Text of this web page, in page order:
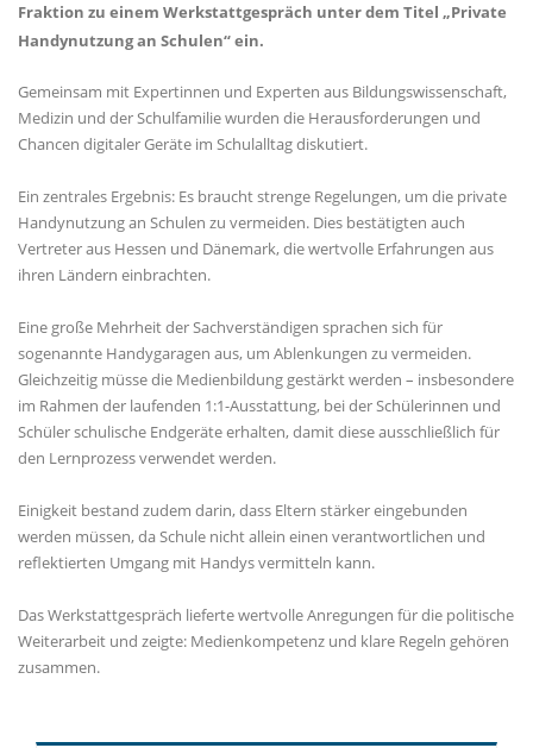
Fraktion zu einem Werkstattgespräch unter dem Titel „Private
Handynutzung an Schulen“ ein.
Gemeinsam mit Expertinnen und Experten aus Bildungswissenschaft,
Medizin und der Schulfamilie wurden die Herausforderungen und
Chancen digitaler Geräte im Schulalltag diskutiert.
Ein zentrales Ergebnis: Es braucht strenge Regelungen, um die private
Handynutzung an Schulen zu vermeiden. Dies bestätigten auch
Vertreter aus Hessen und Dänemark, die wertvolle Erfahrungen aus
ihren Ländern einbrachten.
Eine große Mehrheit der Sachverständigen sprachen sich für
sogenannte Handygaragen aus, um Ablenkungen zu vermeiden.
Gleichzeitig müsse die Medienbildung gestärkt werden – insbesondere
im Rahmen der laufenden 1:1-Ausstattung, bei der Schülerinnen und
Schüler schulische Endgeräte erhalten, damit diese ausschließlich für
den Lernprozess verwendet werden.
Einigkeit bestand zudem darin, dass Eltern stärker eingebunden
werden müssen, da Schule nicht allein einen verantwortlichen und
reflektierten Umgang mit Handys vermitteln kann.
Das Werkstattgespräch lieferte wertvolle Anregungen für die politische
Weiterarbeit und zeigte: Medienkompetenz und klare Regeln gehören
zusammen.